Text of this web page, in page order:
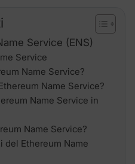
Service (ENS)
Service
Name Service?
Name Service?
Name Service in
Name Service?
del Ethereum Name